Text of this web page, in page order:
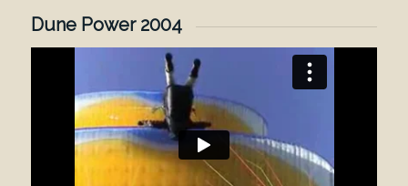
Dune Power 2004